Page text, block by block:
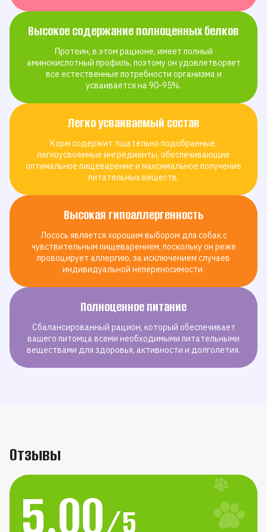
Высокое содержание полноценных белков
Протеин, в этом рационе, имеет полный
аминокислотный профиль, поэтому он удовлетворяет
все естественные потребности организма и
усваивается на 90-95%.
Легко усваиваемый состав
Корм содержит тщательно подобранные,
легкоусвояемые ингредиенты, обеспечивающие
оптимальное пищеварение и максимальное получение
питательных веществ.
Высокая гипоаллергенность
Лосось является хорошим выбором для собак с
чувствительным пищеварением, поскольку он реже
провоцирует аллергию, за исключением случаев
индивидуальной непереносимости.
Полноценное питание
Сбалансированный рацион, который обеспечивает
вашего питомца всеми необходимыми питательными
веществами для здоровья, активности и долголетия.
Отзывы
5.00/5